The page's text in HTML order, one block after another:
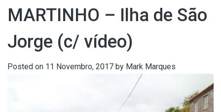
MARTINHO – Ilha de São
Jorge (c/ vídeo)
Posted on 11 Novembro, 2017 by Mark Marques